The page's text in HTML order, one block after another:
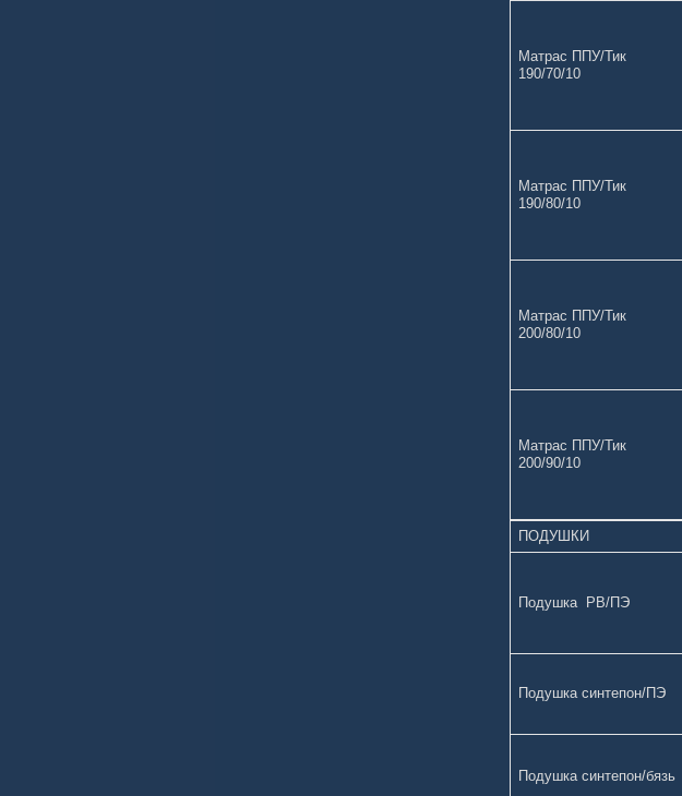
Матрас ППУ/Тик
190/70/10
Матрас ППУ/Тик
190/80/10
Матрас ППУ/Тик
200/80/10
Матрас ППУ/Тик
200/90/10
ПОДУШКИ
Подушка РВ/ПЭ
Подушка синтепон/ПЭ
Подушка синтепон/бязь